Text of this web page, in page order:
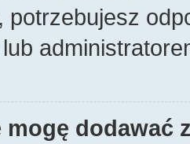
potrzebujesz
mogę dodawać